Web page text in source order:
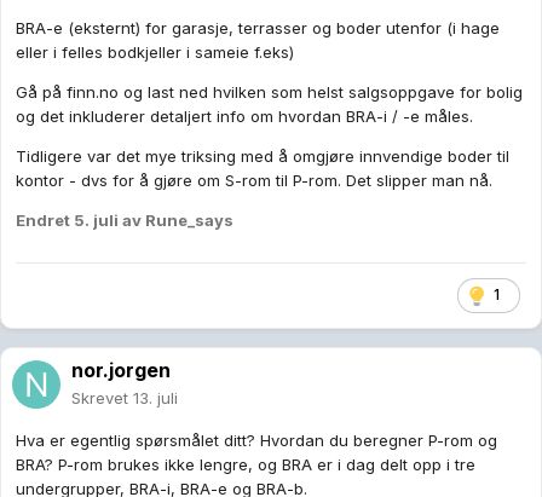
BRA-e (eksternt) for garasje, terrasser og boder utenfor (i hage
eller i felles bodkjeller i sameie f.eks)
Gå på finn.no og last ned hvilken som helst salgsoppgave for bolig
og det inkluderer detaljert info om hvordan BRA-i / -e måles.
Tidligere var det mye triksing med å omgjøre innvendige boder til
kontor - dvs for å gjøre om S-rom til P-rom. Det slipper man nå.
Endret 5. juli av Rune_says
1
nor.jorgen
Skrevet 13. juli
Hva er egentlig spørsmålet ditt? Hvordan du beregner P-rom og
BRA? P-rom brukes ikke lengre, og BRA er i dag delt opp i tre
undergrupper, BRA-i, BRA-e og BRA-b.